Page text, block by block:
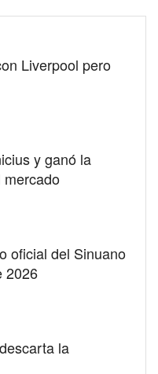
Liverpool pero
y ganó la
mercado
oficial del Sinuano
2026
la